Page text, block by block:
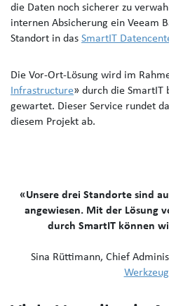
die Daten noch sicherer zu
internen Absicherung ein Veeam
Standort in das SmartIT
Die Vor-Ort-Lösung wird im
Infrastructure» durch die SmartIT
gewartet. Dieser Service rundet
diesem Projekt ab.
«Unsere drei Standorte sind
angewiesen. Mit der Lösung
durch SmartIT können
Sina Rüttimann, Chief